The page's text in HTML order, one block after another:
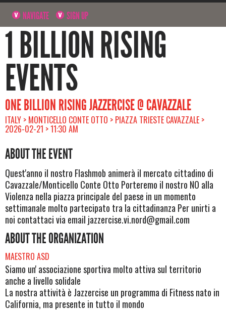
NAVIGATE SIGN UP
1 BILLION RISING
EVENTS
ONE BILLION RISING JAZZERCISE @ CAVAZZALE
ITALY > MONTICELLO CONTE OTTO > PIAZZA TRIESTE CAVAZZALE >
2026-02-21 > 11:30 AM
ABOUT THE EVENT
Quest'anno il nostro Flashmob animerà il mercato cittadino di
Cavazzale/Monticello Conte Otto Porteremo il nostro NO alla
Violenza nella piazza principale del paese in un momento
settimanale molto partecipato tra la cittadinanza Per unirti a
noi contattaci via email jazzercise.vi.nord@gmail.com
ABOUT THE ORGANIZATION
MAESTRO ASD
Siamo un' associazione sportiva molto attiva sul territorio
anche a livello solidale
La nostra attività è Jazzercise un programma di Fitness nato in
California, ma presente in tutto il mondo